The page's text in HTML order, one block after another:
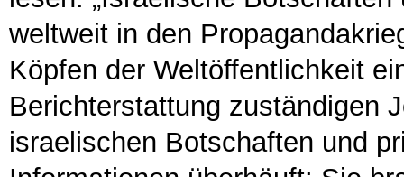
weltweit in den
Köpfen der Weltöffentlichkeit
Berichterstattung zuständigen
israelischen Botschaften und